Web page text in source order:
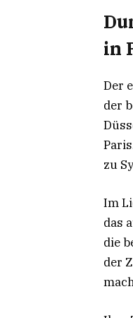
in
Der
der
zu
Im
das
die
der